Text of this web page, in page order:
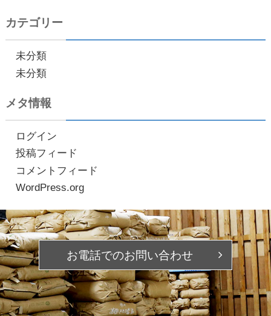
カテゴリー
未分類
未分類
メタ情報
ログイン
投稿フィード
コメントフィード
WordPress.org
お電話でのお問い合わせ